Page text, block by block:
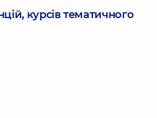
курсів тематичного